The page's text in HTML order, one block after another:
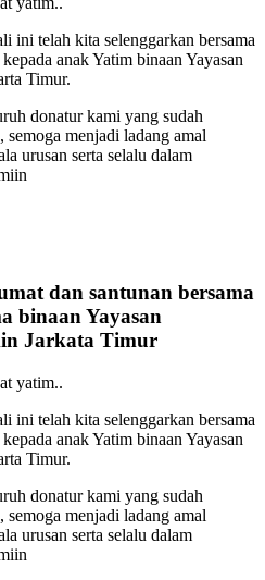
ini telah kita selenggarkan bersama
anak Yatim binaan Yayasan
Timur.
donatur kami yang sudah
semoga menjadi ladang amal
urusan serta selalu dalam
dan santunan bersama
binaan Yayasan
Jarkata Timur
yatim..
ini telah kita selenggarkan bersama
anak Yatim binaan Yayasan
Timur.
donatur kami yang sudah
semoga menjadi ladang amal
urusan serta selalu dalam